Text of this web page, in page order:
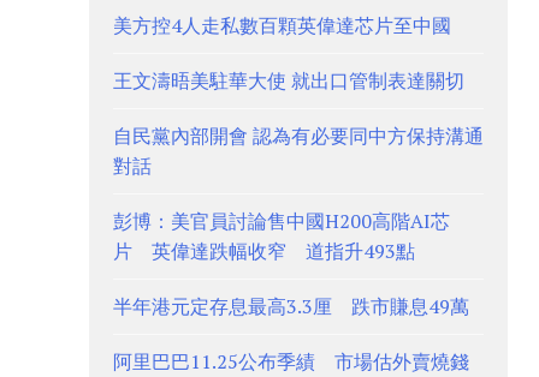
美方控4人走私數百顆英偉達芯片至中國
王文濤晤美駐華大使 就出口管制表達關切
自民黨內部開會 認為有必要同中方保持溝通
對話
彭博：美官員討論售中國H200高階AI芯
片 英偉達跌幅收窄 道指升493點
半年港元定存息最高3.3厘 跌市賺息49萬
阿里巴巴11.25公布季績 市場估外賣燒錢